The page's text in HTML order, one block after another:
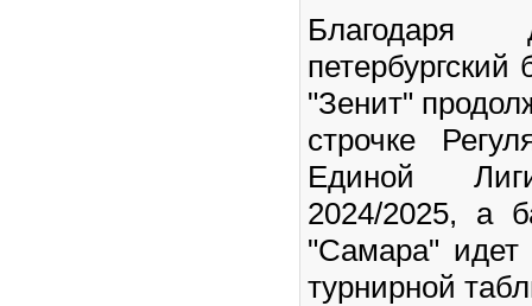
Благодаря
петербургский
"Зенит"
строчке
Единой
2024/2025, а
"Самара" идет
турнирной